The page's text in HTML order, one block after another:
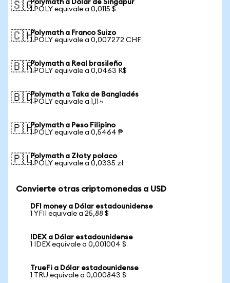
🇸🇬Polymath a Dólar de Singapur
1 POLY equivale a 0,0115 $
🇨🇭Polymath a Franco Suizo
1 POLY equivale a 0,007272 CHF
🇧🇷Polymath a Real brasileño
1 POLY equivale a 0,0463 R$
🇧🇩Polymath a Taka de Bangladés
1 POLY equivale a 1,11 ৳
🇵🇭Polymath a Peso Filipino
1 POLY equivale a 0,5464 ₱
🇵🇱Polymath a Złoty polaco
1 POLY equivale a 0,0335 zł
Convierte otras criptomonedas a USD
DFI money a Dólar estadounidense
1 YFII equivale a 25,88 $
IDEX a Dólar estadounidense
1 IDEX equivale a 0,001004 $
TrueFi a Dólar estadounidense
1 TRU equivale a 0,000843 $